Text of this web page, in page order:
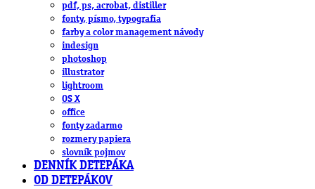
pdf, ps, acrobat, distiller
fonty, písmo, typografia
farby a color management návody
indesign
photoshop
illustrator
lightroom
OS X
office
fonty zadarmo
rozmery papiera
slovník pojmov
DENNÍK DETEPÁKA
OD DETEPÁKOV